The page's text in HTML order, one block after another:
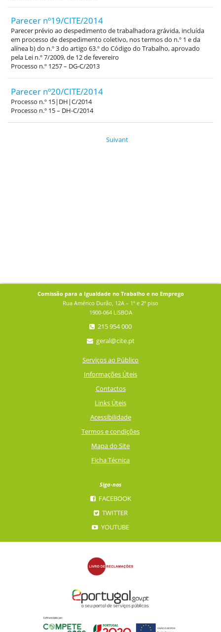
Parecer nº19/CITE/2014
Parecer prévio ao despedimento de trabalhadora grávida, incluída
em processo de despedimento coletivo, nos termos do n.º 1 e da
alínea b) do n.º 3 do artigo 63.º do Código do Trabalho, aprovado
pela Lei n.º 7/2009, de 12 de fevereiro
Processo n.º 1257 – DG-C/2013
Parecer nº20/CITE/2014
Processo n.º 15|DH|C/2014
Processo n.º 15 – DH-C/2014
Suivant
Comissão para a Igualdade no Trabalho e no Emprego
Rua Américo Durão, 12A – 1º e 2º piso
1900-064 LISBOA
215 954 000
geral@cite.pt
Serviços ao Público
Informações Úteis
Contactos
Links Úteis
Acessibilidade
Termos e condições
Mapa do Site
Ficha Técnica
Siga-nos
FACEBOOK
TWITTER
YOUTUBE